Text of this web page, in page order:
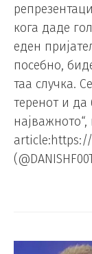
кога даде
еден
посебно,
таа случка.
теренот и
article:https://